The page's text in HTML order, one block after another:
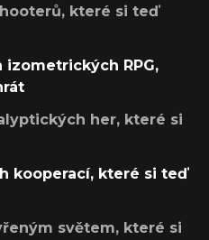
které si teď
izometrických RPG,
her, které si
kooperací, které si teď
světem, které si